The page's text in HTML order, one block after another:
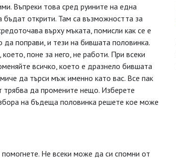
Въпреки това сред руините на една
бъдат открити. Там са възможността за
върху мъката, помисли как се е
да поправи, и тези на бившата половинка.
поне за него, не работи. При всеки
всичко, което е дразнело бившата
да търси мъж именно като вас. Все пак
трябва да промените нещо. Изберете
на бъдеща половинка решете кое може
помогнете. Не всеки може да си спомни от